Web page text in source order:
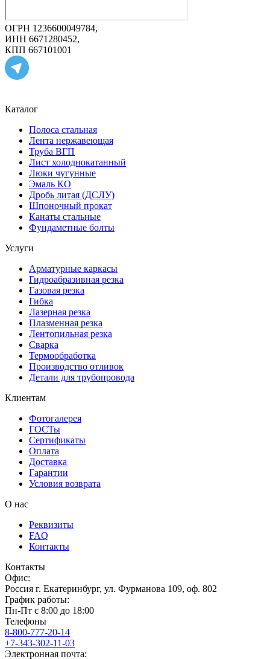
ОГРН 1236600049784,
ИНН 6671280452,
КПП 667101001
Каталог
Полоса стальная
Лента нержавеющая
Труба ВГП
Лист холоднокатанный
Люки чугунные
Эмаль КО
Дробь литая (ДСЛУ)
Шпоночный прокат
Канаты стальные
Фундаметные болты
Услуги
Арматурные каркасы
Гидроабразивная резка
Газовая резка
Гибка
Лазерная резка
Плазменная резка
Лентопильная резка
Сварка
Термообработка
Производство отливок
Детали для трубопровода
Клиентам
Фотогалерея
ГОСТы
Сертификаты
Оплата
Доставка
Гарантии
Условия возврата
О нас
Реквизиты
FAQ
Контакты
Контакты
Офис:
Россия г. Екатеринбург, ул. Фурманова 109, оф. 802
График работы:
Пн-Пт с 8:00 до 18:00
Телефоны
8-800-777-20-14
+7-343-302-11-03
Электронная почта: